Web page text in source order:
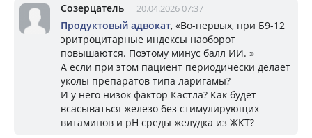
Созерцатель 20.04.2026 07:37
Продуктовый адвокат, «Во-первых, при Б9-12
эритроцитарные индексы наоборот
повышаются. Поэтому минус балл ИИ. »
А если при этом пациент периодически делает
уколы препаратов типа ларигамы?
И у него низок фактор Кастла? Как будет
всасываться железо без стимулирующих
витаминов и pH среды желудка из ЖКТ?